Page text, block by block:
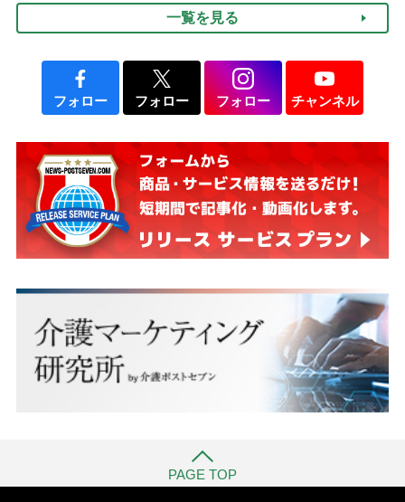
みよう」【社会福祉士解
説】
一覧を見る
フォロー フォロー フォロー チャンネル
PAGE TOP